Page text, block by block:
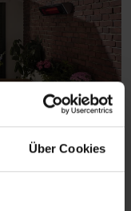
Über Cookies